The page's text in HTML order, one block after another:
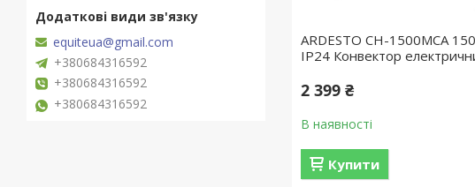
ARDESTO CH-1500MCA
IP24 Конвектор
2 399 ₴
В наявності
Купити
equiteua@gmail.com
+380684316592
+380684316592
+380684316592